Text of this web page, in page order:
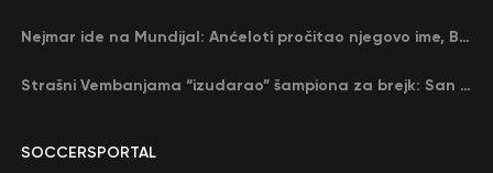
SOCCERSPORTAL
Nejmar ide na Mundijal: Anćeloti pročitao njegovo ime, Brazil u delirijumu (VIDEO)
Strašni Vembanjama “izudarao” šampiona za brejk: San Antonio poveo protiv Oklahome